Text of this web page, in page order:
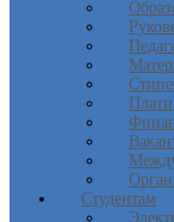
Студентам